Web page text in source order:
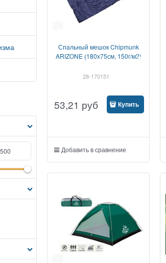
Спальный мешок Chipmunk
ARIZONE (180х75см, 150г/м2)
28-170151
53,21 руб Купить
Добавить в сравнение